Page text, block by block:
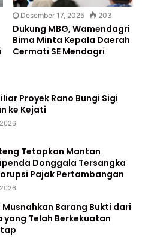
Desember 17, 2025 203
Dukung MBG, Wamendagri
Bima Minta Kepala Daerah
Cermati SE Mendagri
Proyek Rano Bungi Sigi
ke Kejati
Tetapkan Mantan
Donggala Tersangka
Pajak Pertambangan
Musnahkan Barang Bukti dari
yang Telah Berkekuatan